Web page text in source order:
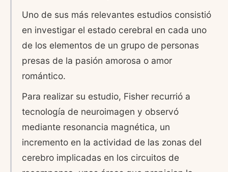
Uno de sus más relevantes estudios consistió
en investigar el estado cerebral en cada uno
de los elementos de un grupo de personas
presas de la pasión amorosa o amor
romántico.
Para realizar su estudio, Fisher recurrió a
tecnología de neuroimagen y observó
mediante resonancia magnética, un
incremento en la actividad de las zonas del
cerebro implicadas en los circuitos de